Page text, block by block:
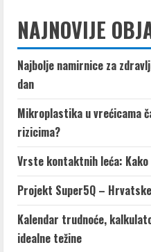
NAJNOVIJE
Najbolje namirnice za
dan
Mikroplastika u vrećicama
rizicima?
Vrste kontaktnih leća:
Projekt Super5Q –
Kalendar trudnoće,
idealne težine